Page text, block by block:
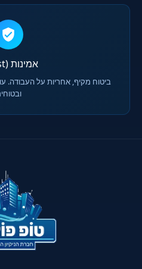
אמינות (Trust)
ביטוח מקיף, אחריות על העבודה.